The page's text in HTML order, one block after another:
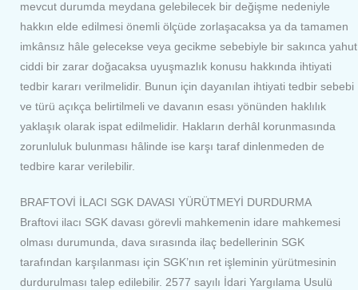
mevcut durumda meydana gelebilecek bir değişme nedeniyle
hakkın elde edilmesi önemli ölçüde zorlaşacaksa ya da tamamen
imkânsız hâle gelecekse veya gecikme sebebiyle bir sakınca yahut
ciddi bir zarar doğacaksa uyuşmazlık konusu hakkında ihtiyati
tedbir kararı verilmelidir. Bunun için dayanılan ihtiyati tedbir sebebi
ve türü açıkça belirtilmeli ve davanın esası yönünden haklılık
yaklaşık olarak ispat edilmelidir. Hakların derhâl korunmasında
zorunluluk bulunması hâlinde ise karşı taraf dinlenmeden de
tedbire karar verilebilir.
BRAFTOVİ İLACI SGK DAVASI YÜRÜTMEYİ DURDURMA
Braftovi ilacı SGK davası görevli mahkemenin idare mahkemesi
olması durumunda, dava sırasında ilaç bedellerinin SGK
tarafından karşılanması için SGK’nın ret işleminin yürütmesinin
durdurulması talep edilebilir. 2577 sayılı İdari Yargılama Usulü